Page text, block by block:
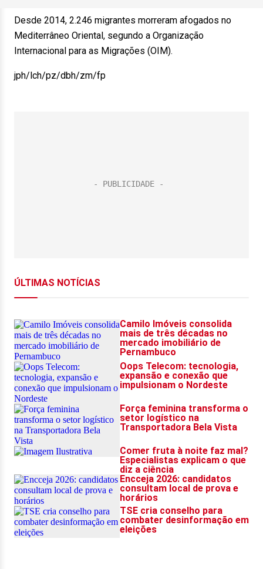
Desde 2014, 2.246 migrantes morreram afogados no
Mediterrâneo Oriental, segundo a Organização
Internacional para as Migrações (OIM).
jph/lch/pz/dbh/zm/fp